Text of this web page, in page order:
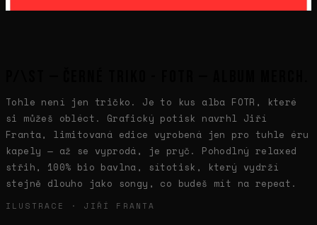
Tohle není jen tričko. Je to kus alba FOTR, které
si můžeš obléct. Grafický potisk navrhl Jiří
Franta, limitovaná edice vyrobená jen pro tuhle éru
kapely — až se vyprodá, je pryč. Pohodlný relaxed
střih, 100% bio bavlna, sítotisk, který vydrží
stejně dlouho jako songy, co budeš mít na repeat.
ILUSTRACE · JIŘÍ FRANTA